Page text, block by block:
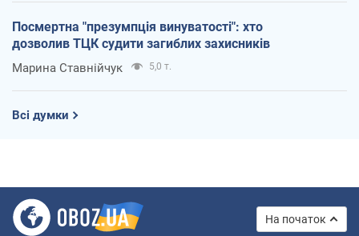
Посмертна "презумпція винуватості": хто
дозволив ТЦК судити загиблих захисників
Марина Ставнійчук 5,0 т.
Всі думки
На початок